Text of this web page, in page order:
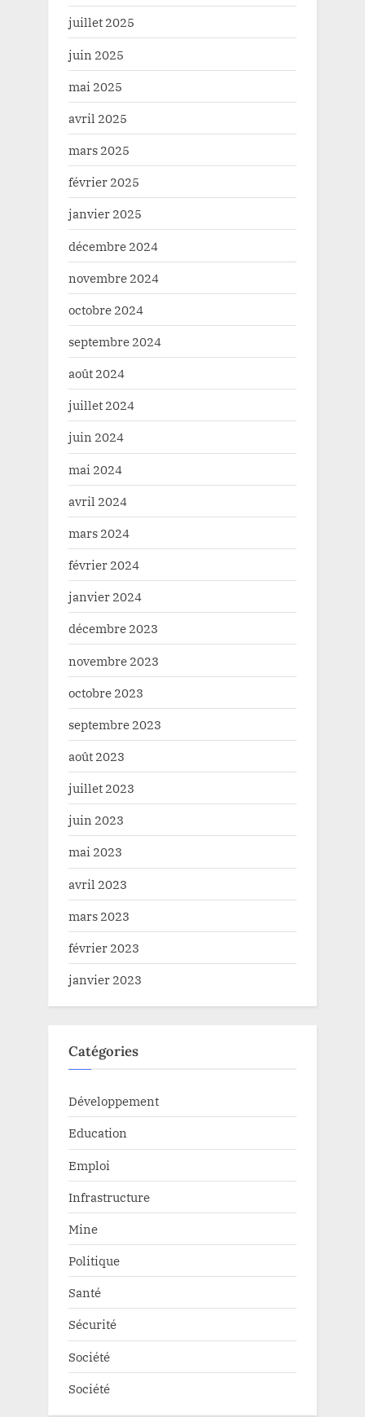
juillet 2025
juin 2025
mai 2025
avril 2025
mars 2025
février 2025
janvier 2025
décembre 2024
novembre 2024
octobre 2024
septembre 2024
août 2024
juillet 2024
juin 2024
mai 2024
avril 2024
mars 2024
février 2024
janvier 2024
décembre 2023
novembre 2023
octobre 2023
septembre 2023
août 2023
juillet 2023
juin 2023
mai 2023
avril 2023
mars 2023
février 2023
janvier 2023
Catégories
Développement
Education
Emploi
Infrastructure
Mine
Politique
Santé
Sécurité
Société
Société